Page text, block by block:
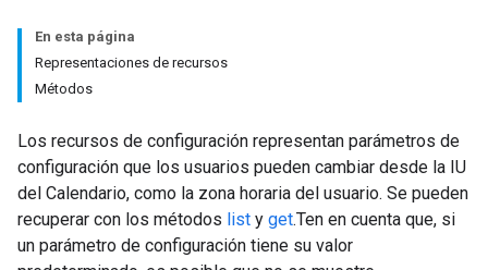
En esta página
Representaciones de recursos
Métodos
Los recursos de configuración representan parámetros de
configuración que los usuarios pueden cambiar desde la IU
del Calendario, como la zona horaria del usuario. Se pueden
recuperar con los métodos list y get.Ten en cuenta que, si
un parámetro de configuración tiene su valor